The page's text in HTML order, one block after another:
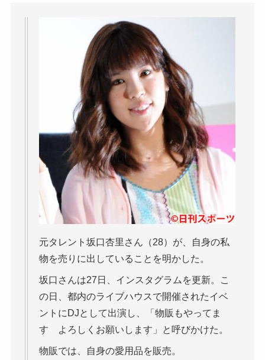
元タレント坂口杏里さん（28）が、自身の私
物を売りに出していることを明かした。
坂口さんは27日、インスタグラムを更新。こ
の日、都内のライブハウスで開催されたイベ
ントにDJとして出演し、「物販もやってま
す よろしくお願いします」と呼びかけた。
物販では、自身の愛用品を販売。